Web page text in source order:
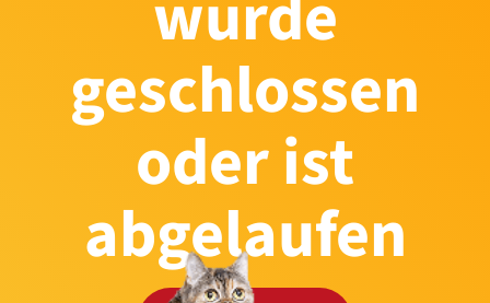
geschlossen
oder ist
abgelaufen